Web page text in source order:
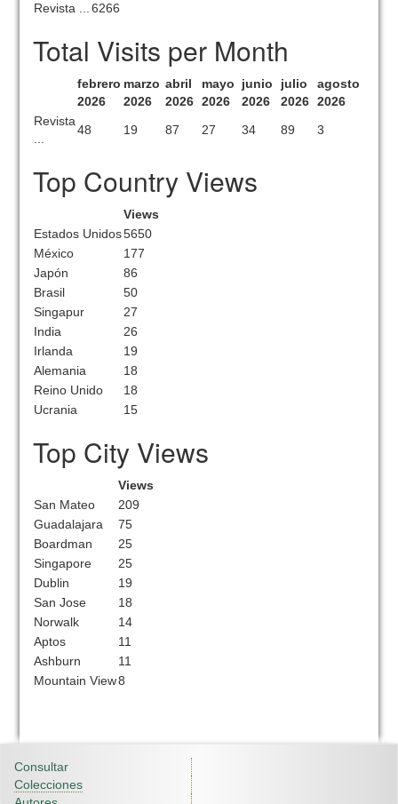
Revista ...
6266
Total Visits per Month
febrero
2026
marzo
2026
abril
2026
mayo
2026
junio
2026
julio
2026
agosto
2026
Revista
48 19 87 27 34 89 3
Top Country Views
Views
Estados Unidos5650
México
177
Japón
86
Brasil
50
Singapur
27
India
26
Irlanda
19
Alemania
18
Reino Unido
18
Ucrania
15
Top City Views
Views
San Mateo
209
Guadalajara
75
Boardman
25
Singapore
25
Dublin
19
San Jose
18
Norwalk
14
Aptos
11
Ashburn
11
Mountain View8
Consultar
Colecciones